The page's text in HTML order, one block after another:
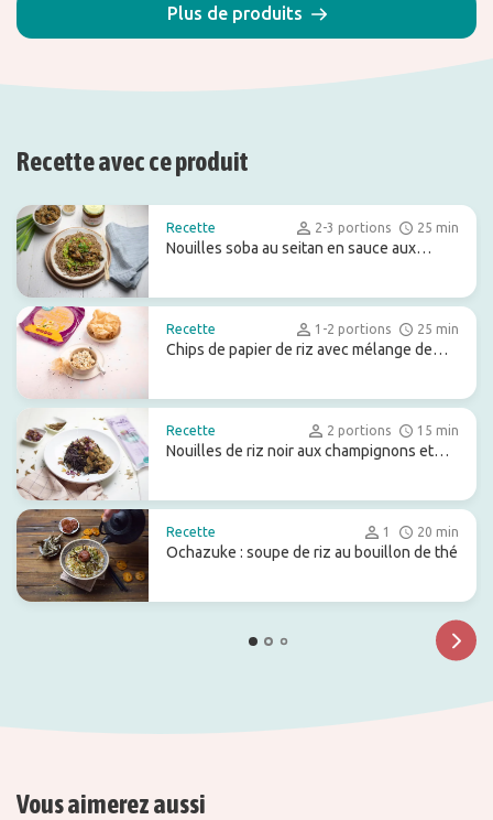
Plus de produits
Recette avec ce produit
Recette 2-3 portions 25 min
Nouilles soba au seitan en sauce aux
Recette 1-2 portions 25 min
Chips de papier de riz avec mélange de
Recette 2 portions 15 min
Nouilles de riz noir aux champignons et
Recette 1 20 min
Ochazuke : soupe de riz au bouillon de thé
Vous aimerez aussi